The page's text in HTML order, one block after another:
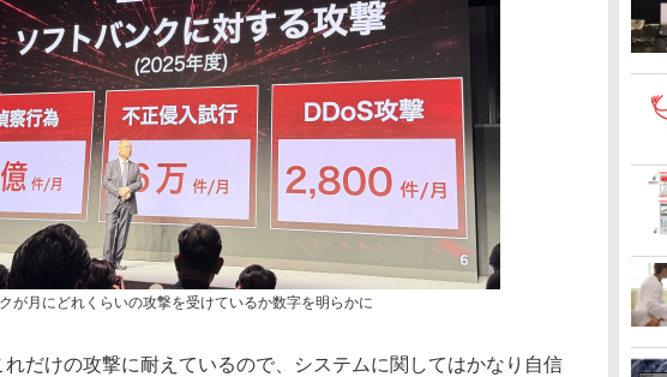
が月にどれくらいの攻撃を受けているか数字を明らかに
だけの攻撃に耐えているので、システムに関してはかなり自信